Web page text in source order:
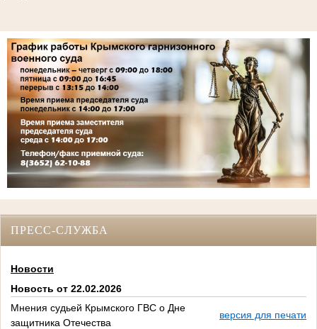
ПРЕСС-СЛУЖБА
Новости
Новость от 22.02.2026
Мнения судьей Крымского ГВС о Дне
защитника Отечества
версия для печати